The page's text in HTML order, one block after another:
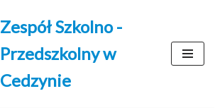
Zespół Szkolno -
Przedszkolny w
Cedzynie